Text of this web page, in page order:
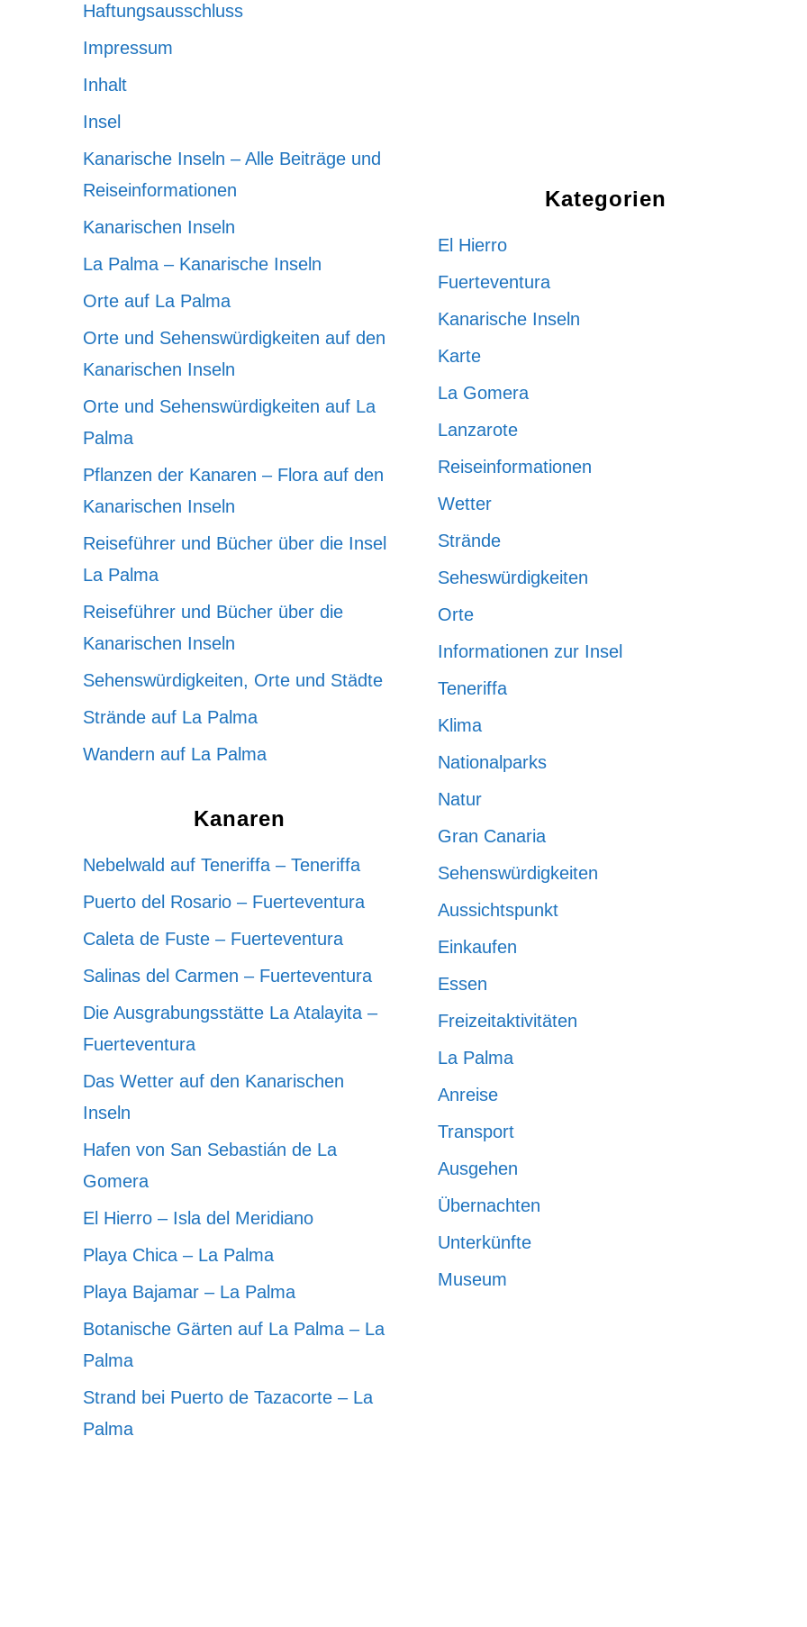
Haftungsausschluss
Impressum
Inhalt
Insel
Kanarische Inseln – Alle Beiträge und
Reiseinformationen
Kanarischen Inseln
La Palma – Kanarische Inseln
Orte auf La Palma
Orte und Sehenswürdigkeiten auf den
Kanarischen Inseln
Orte und Sehenswürdigkeiten auf La
Palma
Pflanzen der Kanaren – Flora auf den
Kanarischen Inseln
Reiseführer und Bücher über die Insel
La Palma
Reiseführer und Bücher über die
Kanarischen Inseln
Sehenswürdigkeiten, Orte und Städte
Strände auf La Palma
Wandern auf La Palma
Kanaren
Nebelwald auf Teneriffa – Teneriffa
Puerto del Rosario – Fuerteventura
Caleta de Fuste – Fuerteventura
Salinas del Carmen – Fuerteventura
Die Ausgrabungsstätte La Atalayita –
Fuerteventura
Das Wetter auf den Kanarischen
Inseln
Hafen von San Sebastián de La
Gomera
El Hierro – Isla del Meridiano
Playa Chica – La Palma
Playa Bajamar – La Palma
Botanische Gärten auf La Palma – La
Palma
Strand bei Puerto de Tazacorte – La
Palma
Kategorien
El Hierro
Fuerteventura
Kanarische Inseln
Karte
La Gomera
Lanzarote
Reiseinformationen
Wetter
Strände
Seheswürdigkeiten
Orte
Informationen zur Insel
Teneriffa
Klima
Nationalparks
Natur
Gran Canaria
Sehenswürdigkeiten
Aussichtspunkt
Einkaufen
Essen
Freizeitaktivitäten
La Palma
Anreise
Transport
Ausgehen
Übernachten
Unterkünfte
Museum